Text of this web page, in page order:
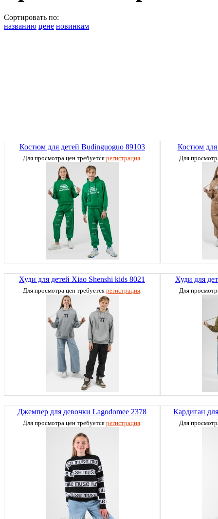
Сортировать по:
названию цене новинкам
Костюм для детей Budinguoguo 89103
Для просмотра цен требуется регистрация.
Костюм для
Для
Худи для детей Xiao Shenshi kids 8021
Для просмотра цен требуется регистрация.
Худи для
Для
Джемпер для девочки Lagodomee 2378
Для просмотра цен требуется регистрация.
Кардиган
Для